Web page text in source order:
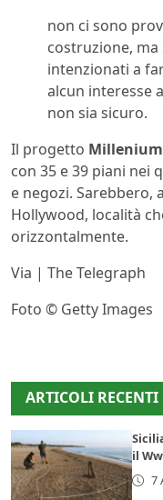
non ci sono
costruzione,
intenzionati a
alcun interesse
non sia sicuro.
Il progetto Millenium
con 35 e 39 piani nei
e negozi. Sarebbero,
Hollywood, località
orizzontalmente.
Via | The Telegraph
Foto © Getty Images
ARTICOLI RECENTI
il
7